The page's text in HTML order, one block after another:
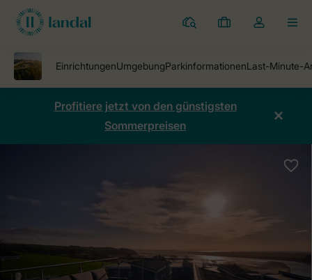
Ferienparks
Meine
Dropdown-
öffnen
Profitiere jetzt von den günstigsten
Sommerpreisen